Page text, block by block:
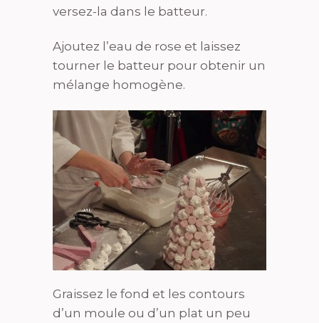
versez-la dans le batteur.
Ajoutez l’eau de rose et laissez
tourner le batteur pour obtenir un
mélange homogène.
Graissez le fond et les contours
d’un moule ou d’un plat un peu